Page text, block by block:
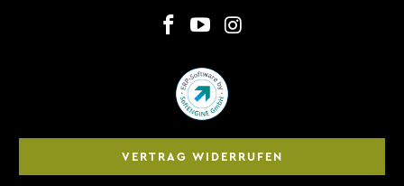
VERTRAG WIDERRUFEN